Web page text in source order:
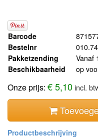
Barcode
Bestelnr
Pakketzending
Vanaf
Beschikbaarheid
op
Onze prijs: € 5,10incl.